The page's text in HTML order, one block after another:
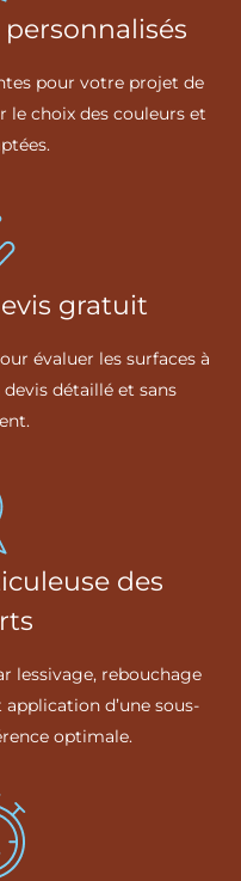
pour votre projet de
le choix des couleurs et
gratuit
évaluer les surfaces à
détaillé et sans
des
lessivage, rebouchage
d’une sous-
optimale.